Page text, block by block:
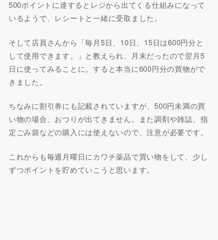
500ポイントに達するとレジから出てくる仕組みになって
いるようで、レシートと一緒に受取ました。
そして店員さんから「毎月5日、10日、15日は600円分と
して使用できます。」と教えられ、月末だったので翌月5
日に使ってみることに。すると本当に600円分の買物がで
きました。
ちなみに割引券にも記載されていますが、500円未満の買
い物の場合、おつりが出てきません。また調剤や雑誌、指
定ごみ袋などの購入には使えないので、注意が必要です。
これからも毎週月曜日にカワチ薬品で買い物をして、少し
ずつポイントを貯めていこうと思います。